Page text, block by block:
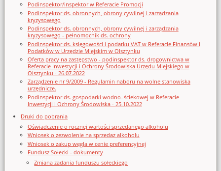
Podinspektor/inspektor w Referacie Promocji
Podinspektor ds. obronnych, obrony cywilnej i zarządzania
kryzysowego
Podinspektor ds. obronnych, obrony cywilnej i zarządzania
kryzysowego - pełnomocnik ds. ochrony
Podinspektor ds. księgowości i podatku VAT w Referacie Finansów i
Podatków w Urzędzie Miejskim w Olsztynku
Oferta pracy na zastępstwo - podinspektor ds. drogownictwa w
Referacie Inwestycji i Ochrony Środowiska Urzędu Miejskiego w
Olsztynku - 26.07.2022
Zarządzenie nr 9/2009 - Regulamin naboru na wolne stanowiska
urzędnicze.
Podinspektor ds. gospodarki wodno–ściekowej w Referacie
Inwestycji i Ochrony Środowiska - 25.10.2022
Druki do pobrania
Oświadczenie o rocznej wartości sprzedanego alkoholu
Wniosek o zezwolenie na sprzedaz alkoholu
Wniosek o zakup węgla w cenie preferencyjnej
Fundusz Sołecki - dokumenty
Zmiana zadania funduszu sołeckiego